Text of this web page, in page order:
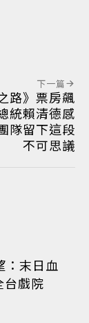
下一篇
路》票房飆
統賴清德感
隊留下這段
不可思議
：末日血
台戲院